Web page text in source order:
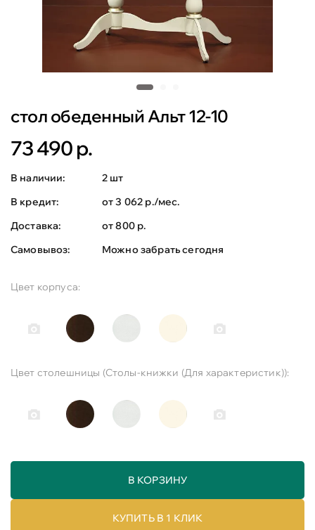
стол обеденный Альт 12-10
73 490 р.
В наличии:
2 шт
В кредит:
от 3 062 р./мес.
Доставка:
от 800 р.
Самовывоз:
Можно забрать сегодня
Цвет корпуса:
Цвет столешницы (Столы-книжки (Для характеристик)):
В КОРЗИНУ
КУПИТЬ В 1 КЛИК